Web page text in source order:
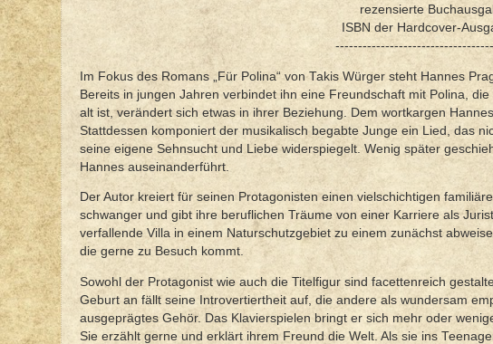
rezensierte
ISBN der Hardcover-
Im Fokus des Romans „Für Polina“ von Takis Würger steht Hannes
Bereits in jungen Jahren verbindet ihn eine Freundschaft mit Polina,
alt ist, verändert sich etwas in ihrer Beziehung. Dem wortkargen
Stattdessen komponiert der musikalisch begabte Junge ein Lied, das
seine eigene Sehnsucht und Liebe widerspiegelt. Wenig später
Hannes auseinanderführt.
Der Autor kreiert für seinen Protagonisten einen vielschichtigen
schwanger und gibt ihre beruflichen Träume von einer Karriere als
verfallende Villa in einem Naturschutzgebiet zu einem zunächst
die gerne zu Besuch kommt.
Sowohl der Protagonist wie auch die Titelfigur sind facettenreich
Geburt an fällt seine Introvertiertheit auf, die andere als wundersam
ausgeprägtes Gehör. Das Klavierspielen bringt er sich mehr oder
Sie erzählt gerne und erklärt ihrem Freund die Welt. Als sie ins